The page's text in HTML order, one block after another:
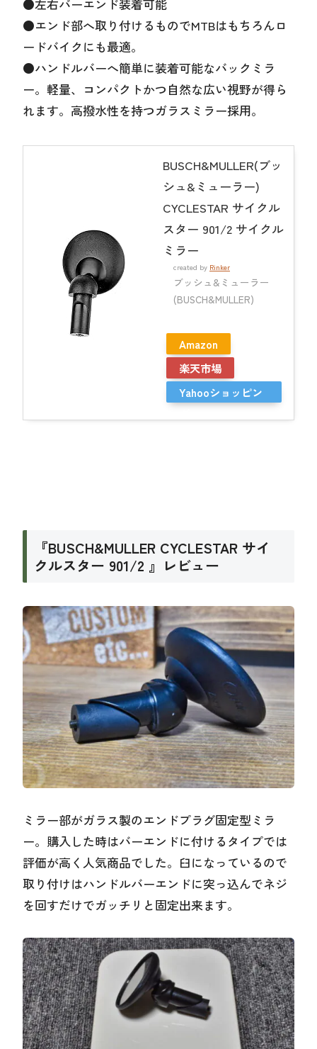
●左右バーエンド装着可能
●エンド部へ取り付けるものでMTBはもちろんロ
ードバイクにも最適。
●ハンドルバーへ簡単に装着可能なバックミラ
ー。軽量、コンパクトかつ自然な広い視野が得ら
れます。高撥水性を持つガラスミラー採用。
BUSCH&MULLER(ブッ
シュ&ミューラー)
CYCLESTAR サイクル
スター 901/2 サイクル
ミラー
created by Rinker
ブッシュ&ミューラー
(BUSCH&MULLER)
Amazon
楽天市場
Yahooショッピン
『BUSCH&MULLER CYCLESTAR サイ
クルスター 901/2 』レビュー
ミラー部がガラス製のエンドプラグ固定型ミラ
ー。購入した時はバーエンドに付けるタイプでは
評価が高く人気商品でした。臼になっているので
取り付けはハンドルバーエンドに突っ込んでネジ
を回すだけでガッチリと固定出来ます。